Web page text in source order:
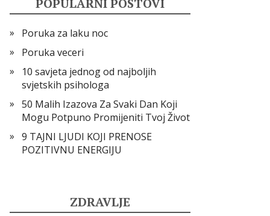
POPULARNI POSTOVI
Poruka za laku noc
Poruka veceri
10 savjeta jednog od najboljih
svjetskih psihologa
50 Malih Izazova Za Svaki Dan Koji
Mogu Potpuno Promijeniti Tvoj Život
9 TAJNI LJUDI KOJI PRENOSE
POZITIVNU ENERGIJU
ZDRAVLJE